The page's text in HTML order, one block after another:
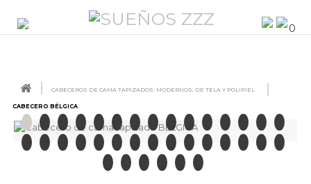
CABECEROS DE CAMA TAPIZADOS: MODERNOS, DE TELA Y POLIPIEL
CABECERO BÉLGICA
0